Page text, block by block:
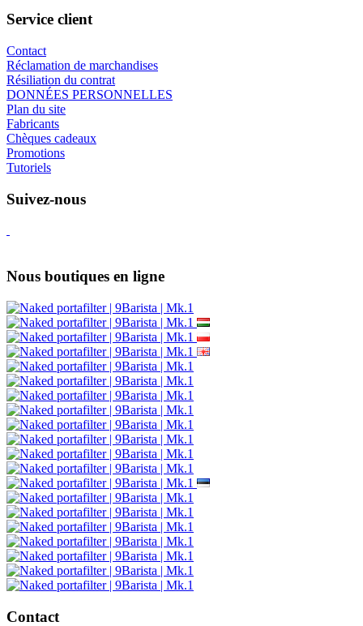
Service client
Contact
Réclamation de marchandises
Résiliation du contrat
DONNÉES PERSONNELLES
Plan du site
Fabricants
Chèques cadeaux
Promotions
Tutoriels
Suivez-nous
Nous boutiques en ligne
Contact